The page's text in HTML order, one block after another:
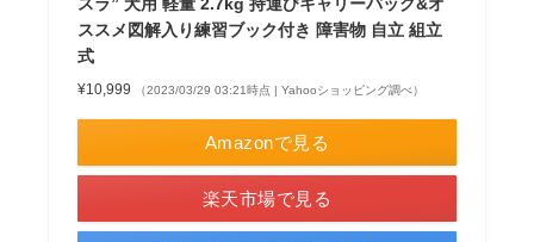
ススメ図解入り練習ブック付き 障害物 自立 組立
式
¥10,999 （2023/03/29 03:21時点 | Yahooショッピング調べ）
Amazonで見る
楽天市場で見る